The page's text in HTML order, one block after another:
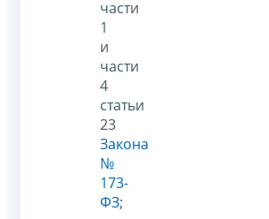
части
1
и
части
4
статьи
23
Закона
№
173-
ФЗ;